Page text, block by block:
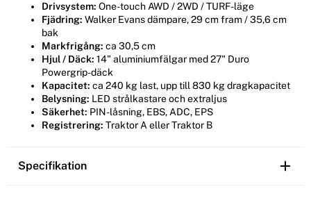
Drivsystem: One-touch AWD / 2WD / TURF-läge
Fjädring: Walker Evans dämpare, 29 cm fram / 35,6 cm
bak
Markfrigång: ca 30,5 cm
Hjul / Däck: 14" aluminiumfälgar med 27" Duro
Powergrip-däck
Kapacitet: ca 240 kg last, upp till 830 kg dragkapacitet
Belysning: LED strålkastare och extraljus
Säkerhet: PIN-låsning, EBS, ADC, EPS
Registrering: Traktor A eller Traktor B
Specifikation